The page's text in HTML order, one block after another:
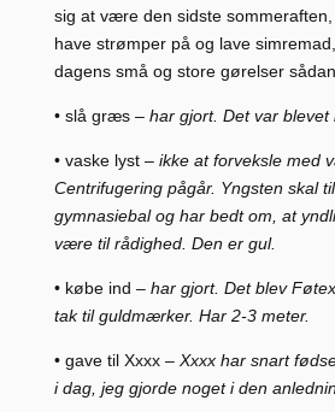
sig at være den sidste
have strømper på og lave
dagens små og store gørelser
• slå græs – har gjort. Det var blevet
• vaske lyst – ikke at forveksle med
Centrifugering pågår. Yngsten skal
gymnasiebal og har bedt om, at
være til rådighed. Den er gul.
• købe ind – har gjort. Det blev
tak til guldmærker. Har 2-3 meter.
• gave til Xxxx – Xxxx har snart
i dag, jeg gjorde noget i den